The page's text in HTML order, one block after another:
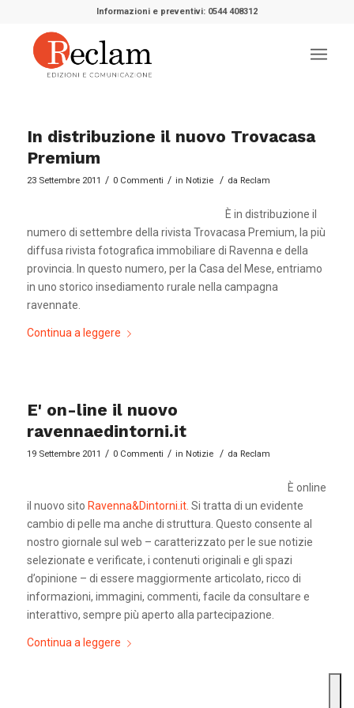
Informazioni e preventivi: 0544 408312
In distribuzione il nuovo Trovacasa
Premium
23 Settembre 2011 / 0 Commenti / in Notizie / da Reclam
È in distribuzione il
numero di settembre della rivista Trovacasa Premium, la più
diffusa rivista fotografica immobiliare di Ravenna e della
provincia. In questo numero, per la Casa del Mese, entriamo
in uno storico insediamento rurale nella campagna
ravennate.
Continua a leggere
E' on-line il nuovo
ravennaedintorni.it
19 Settembre 2011 / 0 Commenti / in Notizie / da Reclam
È online
il nuovo sito Ravenna&Dintorni.it. Si tratta di un evidente
cambio di pelle ma anche di struttura. Questo consente al
nostro giornale sul web – caratterizzato per le sue notizie
selezionate e verificate, i contenuti originali e gli spazi
d’opinione – di essere maggiormente articolato, ricco di
informazioni, immagini, commenti, facile da consultare e
interattivo, sempre più aperto alla partecipazione.
Continua a leggere